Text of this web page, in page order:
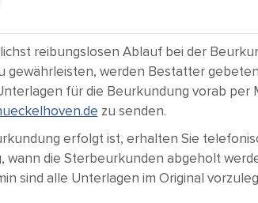
reibungslosen Ablauf bei der
gewährleisten, werden Bestatter
für die Beurkundung vorab per
zu senden.
erfolgt ist, erhalten Sie
wann die Sterbeurkunden abgeholt
sind alle Unterlagen im Original